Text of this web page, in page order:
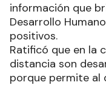
información que
Desarrollo
positivos.
Ratificó que en la
distancia son
porque permite al